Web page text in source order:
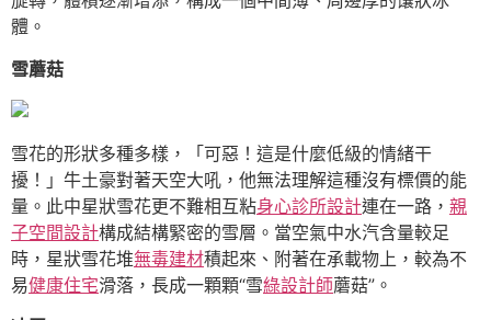
體。
雪蘑菇
雪花的形狀多種多樣，「可惡！這是什麼低級的情緒干
擾！」牛土豪對著天空大吼，他無法理解這種沒有標價的能
量。此中星狀雪花更不難相互粘身心診所設計連在一路， 親
子空間設計構成結構緊密的雪層。當空氣中水汽含量較足
時，星狀雪花堆無毒建材積起來、附著在承載物上，較為不
易健康住宅滑落，長成一顆顆“雪綠設計師蘑菇”。